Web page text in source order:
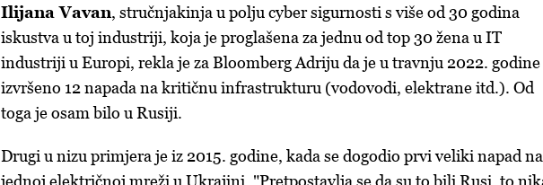
Ilijana Vavan, stručnjakinja u polju cyber sigurnosti s više od 30 godina
iskustva u toj industriji, koja je proglašena za jednu od top 30 žena u IT
industriji u Europi, rekla je za Bloomberg Adriju da je u travnju 2022. godine
izvršeno 12 napada na kritičnu infrastrukturu (vodovodi, elektrane itd.). Od
toga je osam bilo u Rusiji.
Drugi u nizu primjera je iz 2015. godine, kada se dogodio prvi veliki napad na
jednoj električnoj mreži u Ukrajini. "Pretpostavlja se da su to bili Rusi, to